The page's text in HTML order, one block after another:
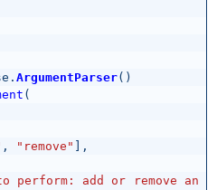
. ArgumentParser()
(
, " remove "
],
perform: add or remove an